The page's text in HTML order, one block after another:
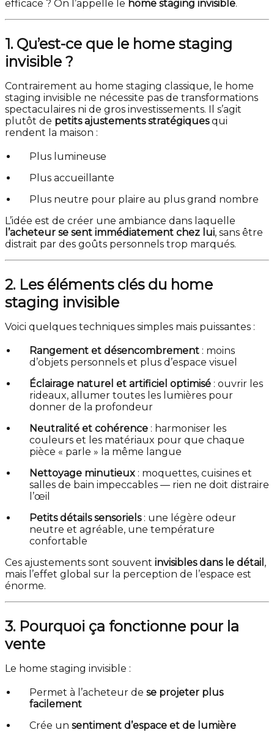
efficace ? On l’appelle le home staging invisible.
1. Qu’est-ce que le home staging
invisible ?
Contrairement au home staging classique, le home
staging invisible ne nécessite pas de transformations
spectaculaires ni de gros investissements. Il s’agit
plutôt de petits ajustements stratégiquesqui
rendent la maison :
Plus lumineuse
Plus accueillante
Plus neutre pour plaire au plus grand nombre
L’idée est de créer une ambiance dans laquelle
l’acheteur se sent immédiatement chez lui, sans être
distrait par des goûts personnels trop marqués.
2. Les éléments clés du home
staging invisible
Voici quelques techniques simples mais puissantes :
Rangement et désencombrement : moins
d’objets personnels et plus d’espace visuel
Éclairage naturel et artificiel optimisé : ouvrir les
rideaux, allumer toutes les lumières pour
donner de la profondeur
Neutralité et cohérence : harmoniser les
couleurs et les matériaux pour que chaque
pièce « parle » la même langue
Nettoyage minutieux : moquettes, cuisines et
salles de bain impeccables — rien ne doit distraire
l’œil
Petits détails sensoriels: une légère odeur
neutre et agréable, une température
confortable
Ces ajustements sont souvent invisibles dans le détail ,
mais l’effet global sur la perception de l’espace est
énorme.
3. Pourquoi ça fonctionne pour la
vente
Le home staging invisible :
Permet à l’acheteur de se projeter plus
facilement
Crée un sentiment d’espace et de lumière